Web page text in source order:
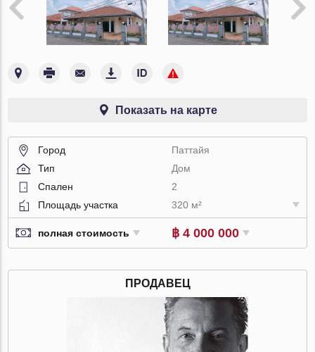
Показать на карте
Город
Паттайя
Тип
Дом
Спален
2
Площадь участка
320 м²
полная стоимость ฿ 4 000 000
ПРОДАВЕЦ